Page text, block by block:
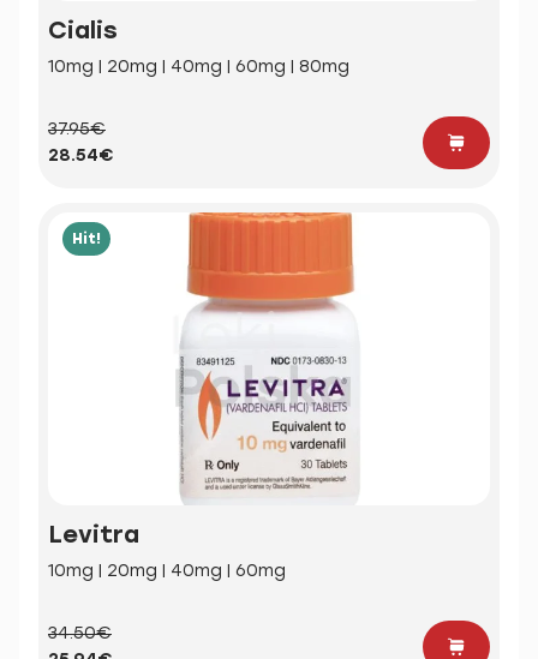
Cialis
10mg | 20mg | 40mg | 60mg | 80mg
37.95€
28.54€
Hit!
Levitra
10mg | 20mg | 40mg | 60mg
34.50€